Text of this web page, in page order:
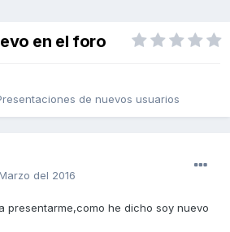
en el foro
de nuevos usuarios
del 2016
presentarme,como he dicho soy nuevo